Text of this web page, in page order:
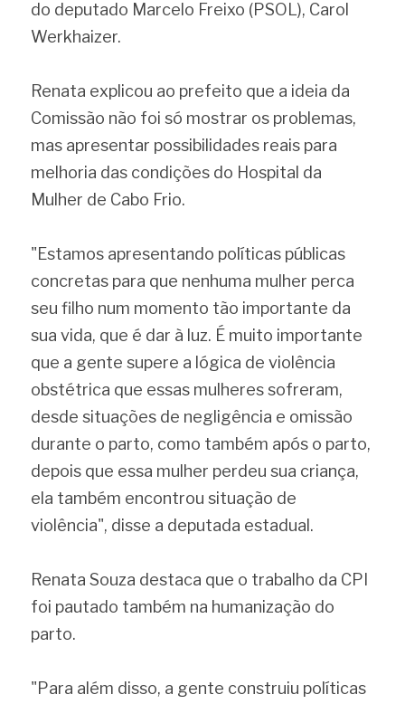
do deputado Marcelo Freixo (PSOL), Carol
Werkhaizer.
Renata explicou ao prefeito que a ideia da
Comissão não foi só mostrar os problemas,
mas apresentar possibilidades reais para
melhoria das condições do Hospital da
Mulher de Cabo Frio.
"Estamos apresentando políticas públicas
concretas para que nenhuma mulher perca
seu filho num momento tão importante da
sua vida, que é dar à luz. É muito importante
que a gente supere a lógica de violência
obstétrica que essas mulheres sofreram,
desde situações de negligência e omissão
durante o parto, como também após o parto,
depois que essa mulher perdeu sua criança,
ela também encontrou situação de
violência", disse a deputada estadual.
Renata Souza destaca que o trabalho da CPI
foi pautado também na humanização do
parto.
"Para além disso, a gente construiu políticas